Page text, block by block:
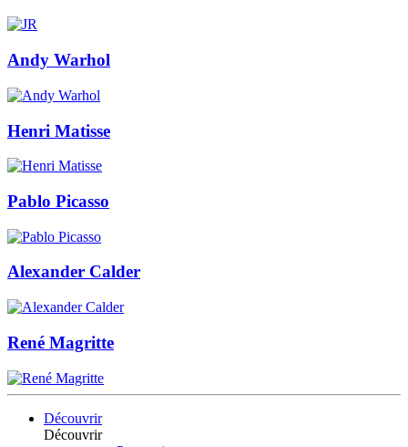
Andy Warhol
Henri Matisse
Pablo Picasso
Alexander Calder
René Magritte
Découvrir
Découvrir